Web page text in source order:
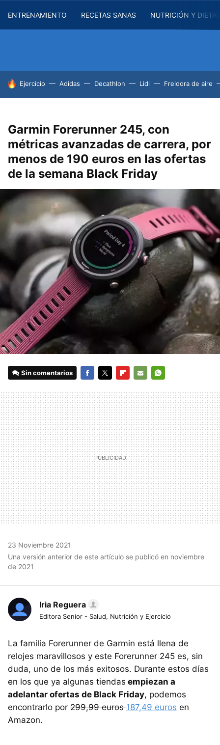
ENTRENAMIENTO RECETAS SANAS NUTRICIÓN Y
HOY SE HABLA DE
Ejercicio Adidas Decathlon Lidl Freidora de aire
Garmin Forerunner 245, con
métricas avanzadas de carrera, por
menos de 190 euros en las ofertas
de la semana Black Friday
Sin comentarios
MAIL
23 Noviembre 2021
Una versión anterior de este artículo se publicó en noviembre
de 2021
Iria Reguera
Editora Senior - Salud, Nutrición y Ejercicio
La familia Forerunner de Garmin está llena de
relojes maravillosos y este Forerunner 245 es, sin
duda, uno de los más exitosos. Durante estos días
en los que ya algunas tiendas empiezan a
adelantar ofertas de Black Friday, podemos
encontrarlo por 299,99 euros187,49 euros en
Amazon.